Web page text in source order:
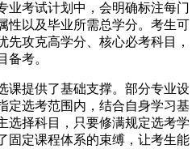
业考试计划中，会明确标注每门
性以及毕业所需总学分。考生可
先攻克高学分、核心必考科目，
备考。
课提供了基础支撑。部分专业设
定选考范围内，结合自身学习基
选择科目，只要修满规定选考学
固定课程体系的束缚，让考生能